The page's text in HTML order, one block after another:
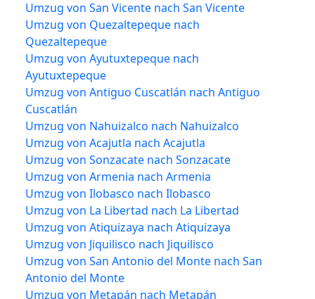
Umzug von San Vicente nach San Vicente
Umzug von Quezaltepeque nach
Quezaltepeque
Umzug von Ayutuxtepeque nach
Ayutuxtepeque
Umzug von Antiguo Cuscatlán nach Antiguo
Cuscatlán
Umzug von Nahuizalco nach Nahuizalco
Umzug von Acajutla nach Acajutla
Umzug von Sonzacate nach Sonzacate
Umzug von Armenia nach Armenia
Umzug von Ilobasco nach Ilobasco
Umzug von La Libertad nach La Libertad
Umzug von Atiquizaya nach Atiquizaya
Umzug von Jiquilisco nach Jiquilisco
Umzug von San Antonio del Monte nach San
Antonio del Monte
Umzug von Metapán nach Metapán